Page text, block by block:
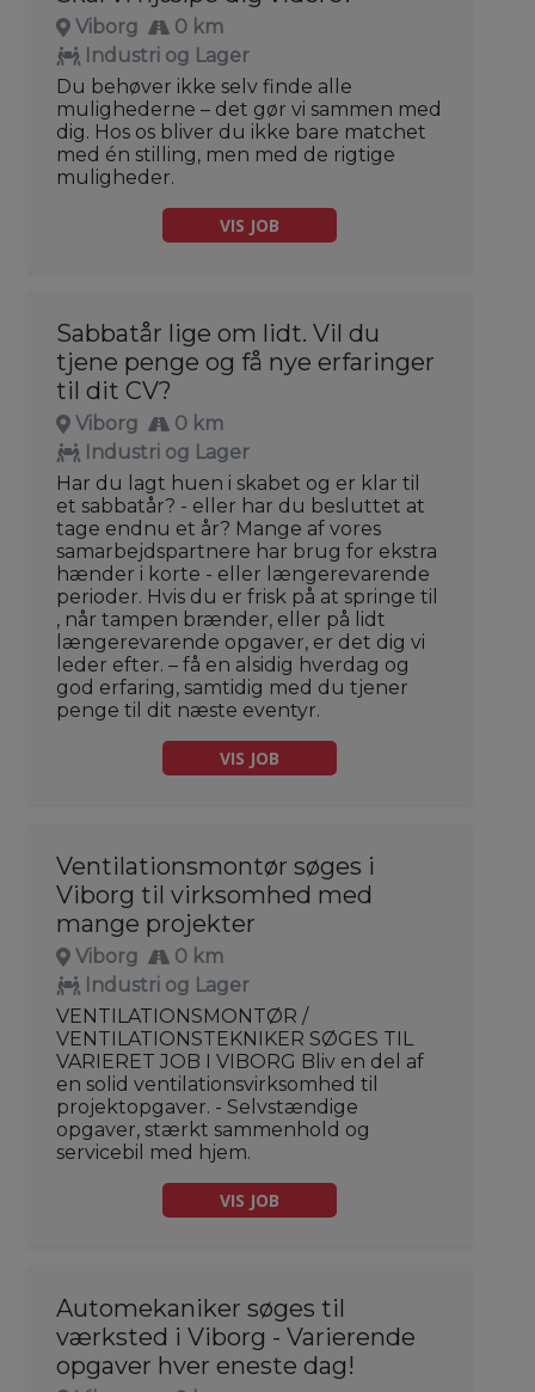
Viborg
0 km
Industri og Lager
Du behøver ikke selv finde alle
mulighederne – det gør vi sammen med
dig. Hos os bliver du ikke bare matchet
med én stilling, men med de rigtige
muligheder.
VIS JOB
Sabbatår lige om lidt. Vil du
tjene penge og få nye erfaringer
til dit CV?
Viborg
0 km
Industri og Lager
Har du lagt huen i skabet og er klar til
et sabbatår? - eller har du besluttet at
tage endnu et år? Mange af vores
samarbejdspartnere har brug for ekstra
hænder i korte - eller længerevarende
perioder. Hvis du er frisk på at springe til
, når tampen brænder, eller på lidt
længerevarende opgaver, er det dig vi
leder efter. – få en alsidig hverdag og
god erfaring, samtidig med du tjener
penge til dit næste eventyr.
VIS JOB
Ventilationsmontør søges i
Viborg til virksomhed med
mange projekter
Viborg
0 km
Industri og Lager
VENTILATIONSMONTØR /
VENTILATIONSTEKNIKER SØGES TIL
VARIERET JOB I VIBORG Bliv en del af
en solid ventilationsvirksomhed til
projektopgaver. - Selvstændige
opgaver, stærkt sammenhold og
servicebil med hjem.
VIS JOB
Automekaniker søges til
værksted i Viborg - Varierende
opgaver hver eneste dag!